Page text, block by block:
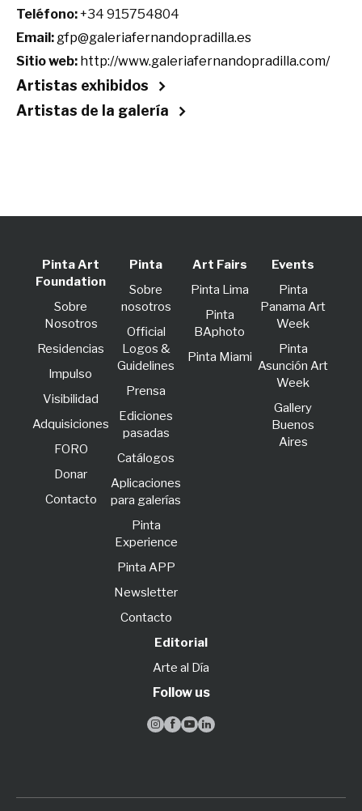
Teléfono:+34 915754804
Email: gfp@galeriafernandopradilla.es
Sitio web: http://www.galeriafernandopradilla.com/
Artistas exhibidos
Artistas de la galería
Pinta Art
Foundation
Sobre
Nosotros
Residencias
lmpulso
Visibilidad
Adquisiciones
FORO
Donar
Contacto
Pinta
Sobre
nosotros
Official
Logos &
Guidelines
Prensa
Ediciones
pasadas
Catálogos
Aplicaciones
para galerías
Pinta
Experience
Pinta APP
Newsletter
Contacto
Art Fairs
Pinta Lima
Pinta
BAphoto
Pinta Miami
Events
Pinta
Panama Art
Week
Pinta
Asunción Art
Week
Gallery
Buenos
Aires
Editorial
Arte al Día
Follow us
   